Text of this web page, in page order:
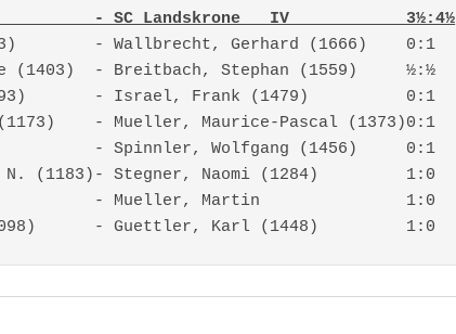
- SC Landskrone   IV            3½:4½
- Wallbrecht, Gerhard (1666)    0:1
(1403)  - Breitbach, Stephan (1559)     ½:½
- Israel, Frank (1479)          0:1
- Mueller, Maurice-Pascal (1373)0:1
- Spinnler, Wolfgang (1456)     0:1
N. (1183)- Stegner, Naomi (1284)         1:0
- Mueller, Martin               1:0